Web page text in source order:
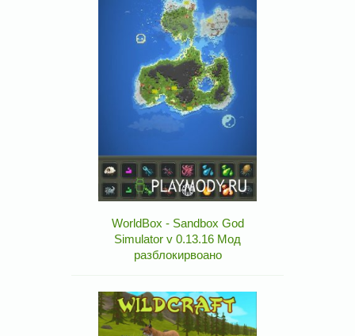
WorldBox - Sandbox God
Simulator v 0.13.16 Мод
разблокирвоано